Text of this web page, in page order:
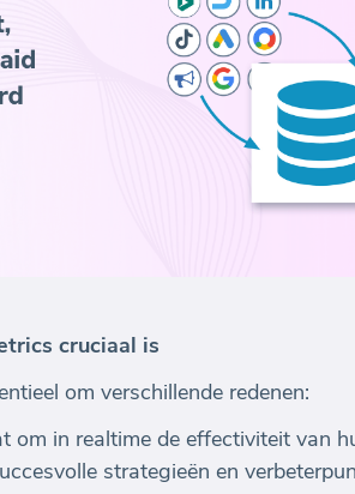
cruciaal is
om verschillende redenen:
in realtime de effectiviteit van
strategieën en